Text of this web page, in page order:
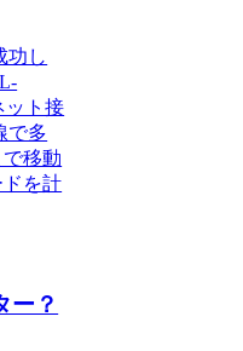
功し
ット接
で多
移動
を計
ー？